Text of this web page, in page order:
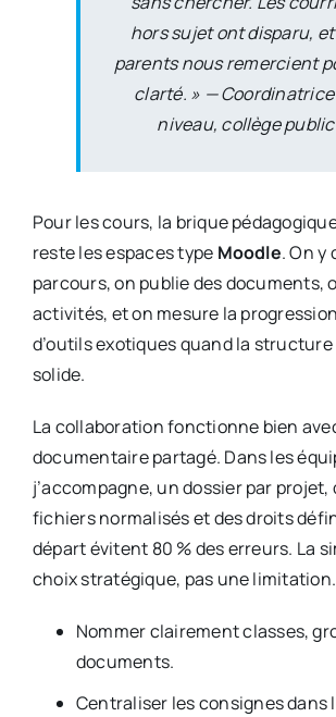
hors sujet ont disparu,
parents nous remercient
clarté. » —
niveau, collège public
Pour les cours, la brique
reste les espaces type Moodle. On
parcours, on publie des documents,
activités, et on mesure la
d’outils exotiques quand la structure
solide.
La collaboration fonctionne bien
documentaire partagé. Dans les
j’accompagne, un dossier par projet,
fichiers normalisés et des droits
départ évitent 80 % des erreurs. La
choix stratégique, pas une limitation.
Nommer clairement classes,
documents.
Centraliser les consignes dans